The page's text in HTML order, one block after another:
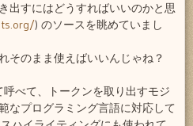
出すにはどうすればいいのかと思
) のソースを眺めていまし
そのまま使えばいいんじゃね？
べて、トークンを取り出すモジ
なプログラミング言語に対応して